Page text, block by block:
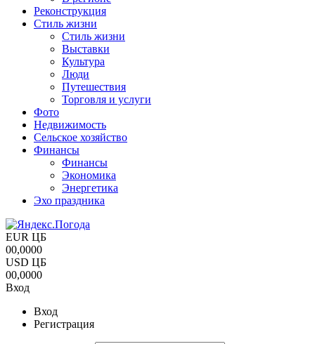
Реконструкция
Стиль жизни
Стиль жизни
Выставки
Культура
Люди
Путешествия
Торговля и услуги
Фото
Недвижимость
Сельское хозяйство
Финансы
Финансы
Экономика
Энергетика
Эхо праздника
EUR ЦБ
00,0000
USD ЦБ
00,0000
Вход
Вход
Регистрация